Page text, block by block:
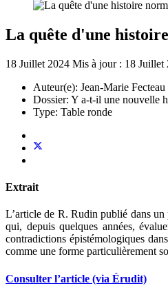
La quête d'une
18 Juillet 2024 Mis à jour : 18 Juillet
Auteur(e): Jean-Marie Fecteau
Dossier: Y a-t-il une nouvelle
Type: Table ronde
Extrait
L’article de R. Rudin publié dans
qui, depuis quelques années,
contradictions épistémologiques
comme une forme particulièrement
Consulter l’article (via Érudit)